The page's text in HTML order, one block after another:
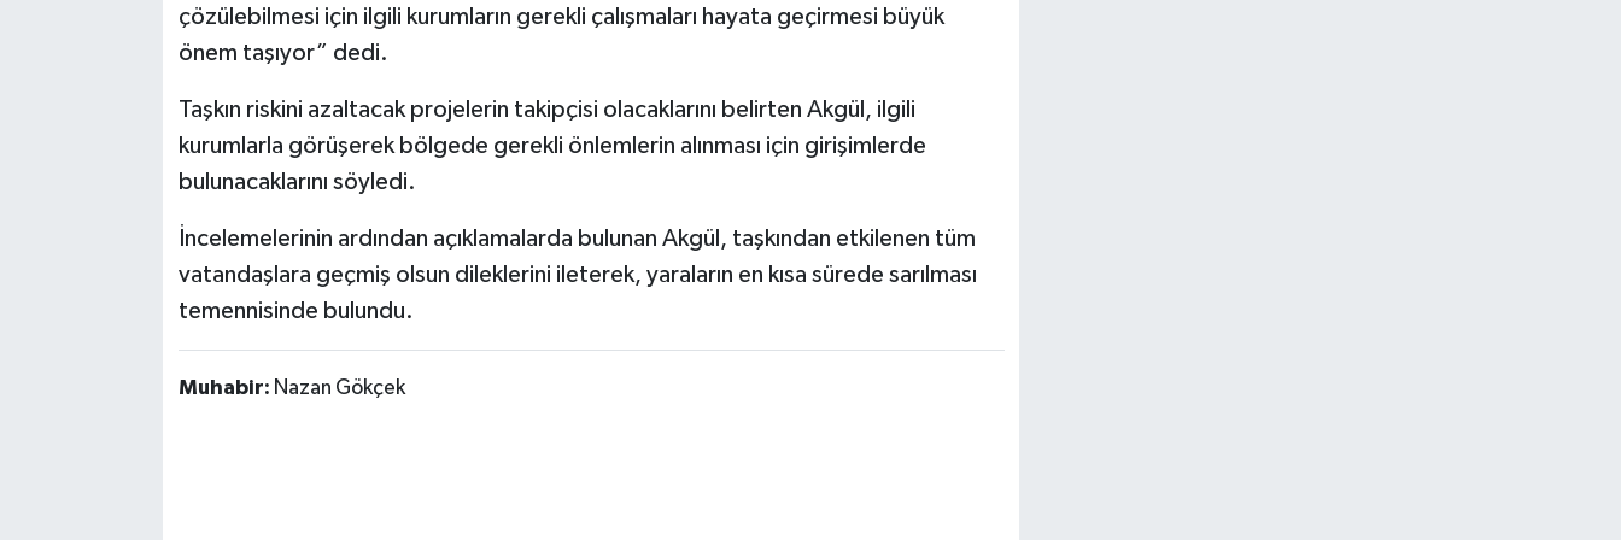
çözülebilmesi için ilgili kurumların gerekli çalışmaları hayata geçirmesi büyük
önem taşıyor” dedi.
Taşkın riskini azaltacak projelerin takipçisi olacaklarını belirten Akgül, ilgili
kurumlarla görüşerek bölgede gerekli önlemlerin alınması için girişimlerde
bulunacaklarını söyledi.
İncelemelerinin ardından açıklamalarda bulunan Akgül, taşkından etkilenen tüm
vatandaşlara geçmiş olsun dileklerini ileterek, yaraların en kısa sürede sarılması
temennisinde bulundu.
Muhabir: Nazan Gökçek